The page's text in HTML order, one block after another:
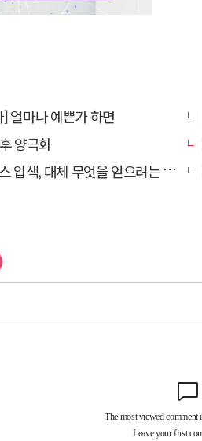
얼마나 예쁜가 하면
양극화
, 대체 무엇을 얻으려는 것인가